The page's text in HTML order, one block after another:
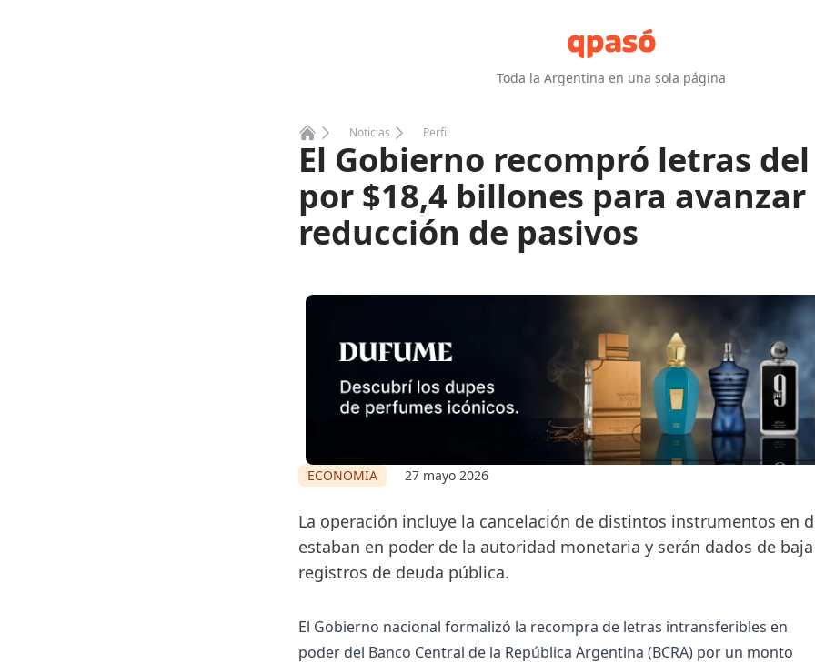
Toda la Argentina en una sola página
Home
Noticias Perfil
El Gobierno recompró letras del
por $18,4 billones para avanzar
reducción de pasivos
ECONOMIA 27 mayo 2026
La operación incluye la cancelación de distintos instrumentos en
estaban en poder de la autoridad monetaria y serán dados de
registros de deuda pública.
El Gobierno nacional formalizó la recompra de letras intransferibles en
poder del Banco Central de la República Argentina (BCRA) por un monto